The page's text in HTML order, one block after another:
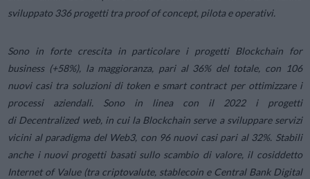
sviluppato 336 progetti tra proof of concept, pilota e operativi.
Sono in forte crescita in particolare i progetti Blockchain for
business (+58%), la maggioranza, pari al 36% del totale, con 106
nuovi casi tra soluzioni di token e smart contract per ottimizzare i
processi aziendali. Sono in linea con il 2022 i progetti
di Decentralized web, in cui la Blockchain serve a sviluppare servizi
vicini al paradigma del Web3, con 96 nuovi casi pari al 32%. Stabili
anche i nuovi progetti basati sullo scambio di valore, il cosiddetto
Internet of Value(tra criptovalute, stablecoin e Central Bank Digital